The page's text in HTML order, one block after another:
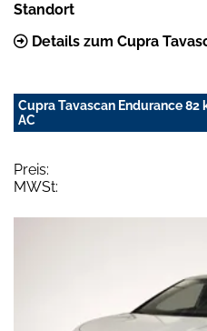
Standort
Details zum Cupra
Cupra Tavascan Endurance 82
AC
Preis:
MWSt: